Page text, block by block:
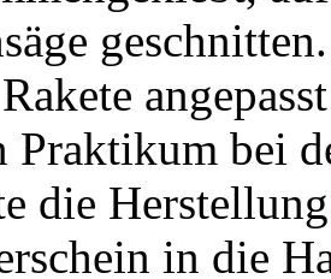
Praktikum bei
die
in die